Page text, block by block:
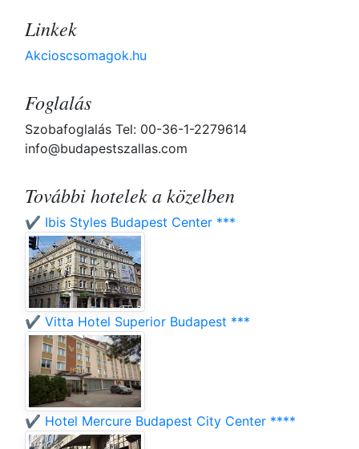
Linkek
Akcioscsomagok.hu
Foglalás
Szobafoglalás Tel: 00-36-1-2279614
info@budapestszallas.com
További hotelek a közelben
✔️ Ibis Styles Budapest Center ***
✔️ Vitta Hotel Superior Budapest ***
✔️ Hotel Mercure Budapest City Center ****